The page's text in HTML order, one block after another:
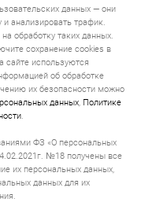
миллиона на
стоит брать
месяц. Через 30 дн.
всю сумму займа с
требование, что
указывается
верхнем углу
цифра договора
проценты,
в течение
Если вы
бизнеса или
то перевод может
до 3 рабочих
данных — они
анализировать трафик.
обработку таких данных.
сохранение cookies в
сайте используются
об обработке
их безопасности можно
данных, Политике
.
ФЗ «О персональных
№18 получены все
их персональных данных,
данных для их